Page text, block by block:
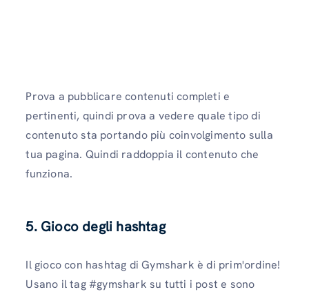
Prova a pubblicare contenuti completi e
pertinenti, quindi prova a vedere quale tipo di
contenuto sta portando più coinvolgimento sulla
tua pagina. Quindi raddoppia il contenuto che
funziona.
5. Gioco degli hashtag
Il gioco con hashtag di Gymshark è di prim'ordine!
Usano il tag #gymshark su tutti i post e sono